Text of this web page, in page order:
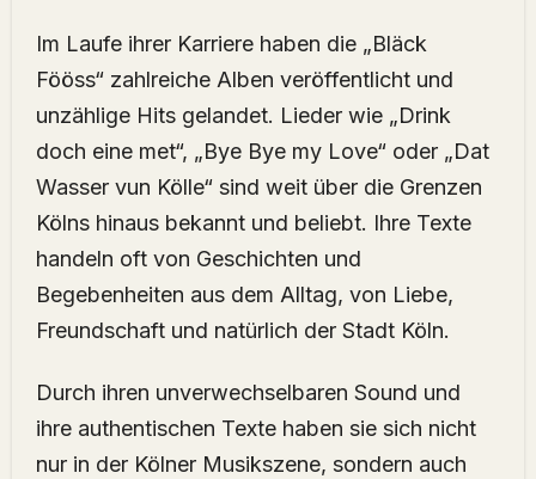
Im Laufe ihrer Karriere haben die „Bläck
Fööss“ zahlreiche Alben veröffentlicht und
unzählige Hits gelandet. Lieder wie „Drink
doch eine met“, „Bye Bye my Love“ oder „Dat
Wasser vun Kölle“ sind weit über die Grenzen
Kölns hinaus bekannt und beliebt. Ihre Texte
handeln oft von Geschichten und
Begebenheiten aus dem Alltag, von Liebe,
Freundschaft und natürlich der Stadt Köln.
Durch ihren unverwechselbaren Sound und
ihre authentischen Texte haben sie sich nicht
nur in der Kölner Musikszene, sondern auch